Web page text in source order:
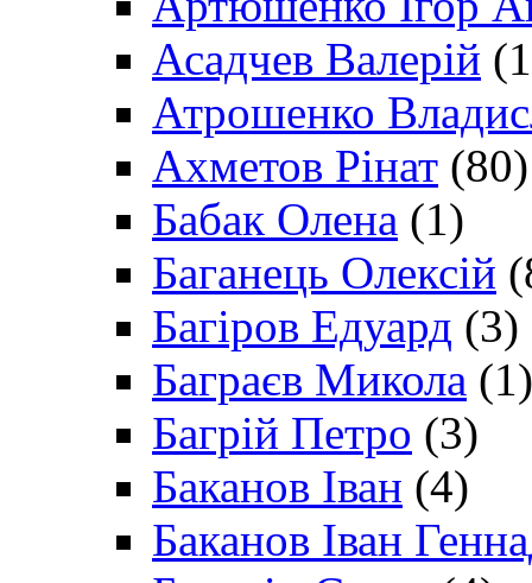
Асадчев Валерій
Атрошенко
Ахметов Рінат (80)
Бабак Олена (1)
Баганець Олексій
Багіров Едуард (3)
Баграєв Микола (1)
Багрій Петро (3)
Баканов Іван (4)
Баканов Іван